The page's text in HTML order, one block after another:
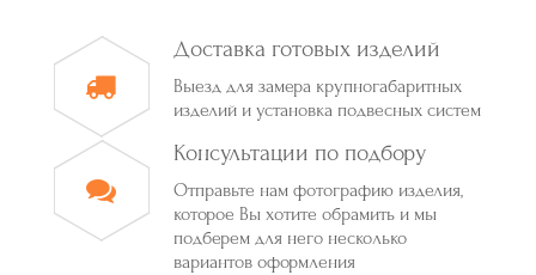
Доставка готовых изделий
Выезд для замера крупногабаритных
изделий и установка подвесных систем
Консультации по подбору
Отправьте нам фотографию изделия,
которое Вы хотите обрамить и мы
подберем для него несколько
вариантов оформления